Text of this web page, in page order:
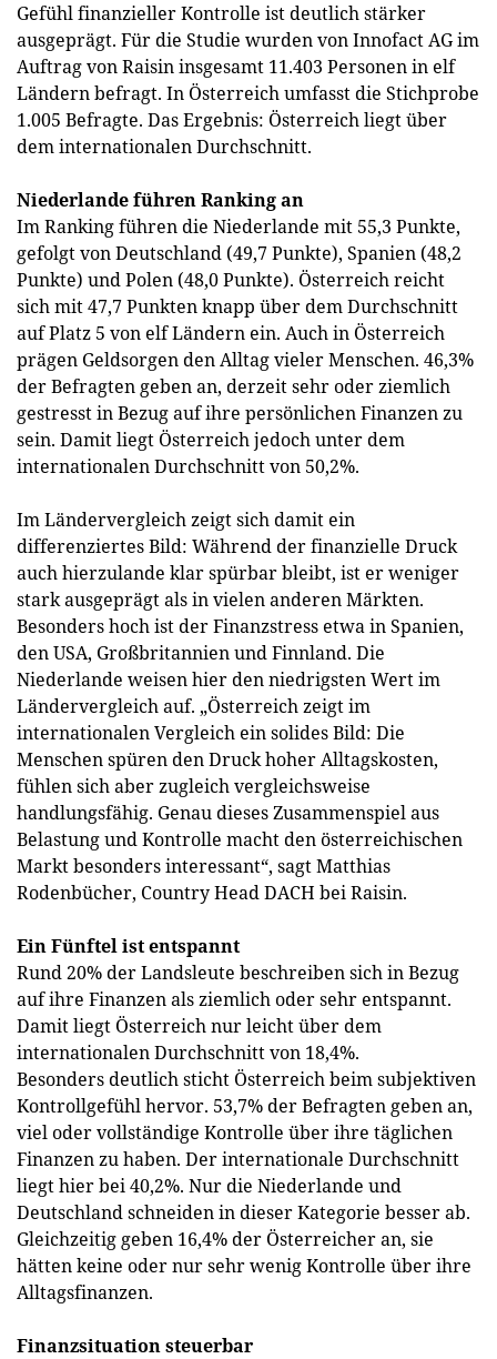
Gefühl finanzieller Kontrolle ist deutlich stärker
ausgeprägt. Für die Studie wurden von Innofact AG im
Auftrag von Raisin insgesamt 11.403 Personen in elf
Ländern befragt. In Österreich umfasst die Stichprobe
1.005 Befragte. Das Ergebnis: Österreich liegt über
dem internationalen Durchschnitt.
Niederlande führen Ranking an
Im Ranking führen die Niederlande mit 55,3 Punkte,
gefolgt von Deutschland (49,7 Punkte), Spanien (48,2
Punkte) und Polen (48,0 Punkte). Österreich reicht
sich mit 47,7 Punkten knapp über dem Durchschnitt
auf Platz 5 von elf Ländern ein. Auch in Österreich
prägen Geldsorgen den Alltag vieler Menschen. 46,3%
der Befragten geben an, derzeit sehr oder ziemlich
gestresst in Bezug auf ihre persönlichen Finanzen zu
sein. Damit liegt Österreich jedoch unter dem
internationalen Durchschnitt von 50,2%.
Im Ländervergleich zeigt sich damit ein
differenziertes Bild: Während der finanzielle Druck
auch hierzulande klar spürbar bleibt, ist er weniger
stark ausgeprägt als in vielen anderen Märkten.
Besonders hoch ist der Finanzstress etwa in Spanien,
den USA, Großbritannien und Finnland. Die
Niederlande weisen hier den niedrigsten Wert im
Ländervergleich auf. „Österreich zeigt im
internationalen Vergleich ein solides Bild: Die
Menschen spüren den Druck hoher Alltagskosten,
fühlen sich aber zugleich vergleichsweise
handlungsfähig. Genau dieses Zusammenspiel aus
Belastung und Kontrolle macht den österreichischen
Markt besonders interessant“, sagt Matthias
Rodenbücher, Country Head DACH bei Raisin.
Ein Fünftel ist entspannt
Rund 20% der Landsleute beschreiben sich in Bezug
auf ihre Finanzen als ziemlich oder sehr entspannt.
Damit liegt Österreich nur leicht über dem
internationalen Durchschnitt von 18,4%.
Besonders deutlich sticht Österreich beim subjektiven
Kontrollgefühl hervor. 53,7% der Befragten geben an,
viel oder vollständige Kontrolle über ihre täglichen
Finanzen zu haben. Der internationale Durchschnitt
liegt hier bei 40,2%. Nur die Niederlande und
Deutschland schneiden in dieser Kategorie besser ab.
Gleichzeitig geben 16,4% der Österreicher an, sie
hätten keine oder nur sehr wenig Kontrolle über ihre
Alltagsfinanzen.
Finanzsituation steuerbar